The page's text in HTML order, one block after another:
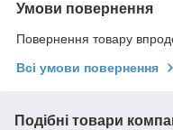
Умови повернення
Повернення товару
Всі умови повернення
Подібні товари